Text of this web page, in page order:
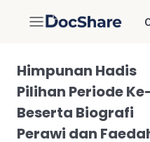
DocShare
Himpunan Hadis
Pilihan Periode
Beserta Biografi
Perawi dan